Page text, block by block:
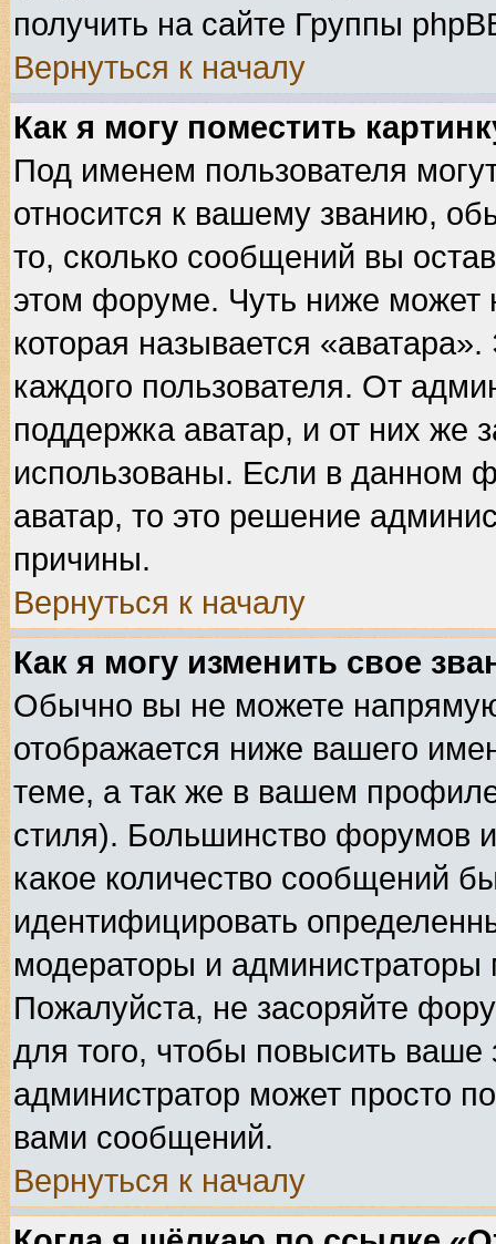
получить на сайте Группы
Вернуться к началу
Как я могу поместить
Под именем пользователя
относится к вашему званию,
то, сколько сообщений вы
этом форуме. Чуть ниже может
которая называется
каждого пользователя. От
поддержка аватар, и от них же
использованы. Если в данном
аватар, то это решение
причины.
Вернуться к началу
Как я могу изменить свое
Обычно вы не можете
отображается ниже вашего
теме, а так же в вашем
стиля). Большинство форумов
какое количество сообщений
идентифицировать
модераторы и администраторы
Пожалуйста, не засоряйте
для того, чтобы повысить ваше
администратор может просто
вами сообщений.
Вернуться к началу